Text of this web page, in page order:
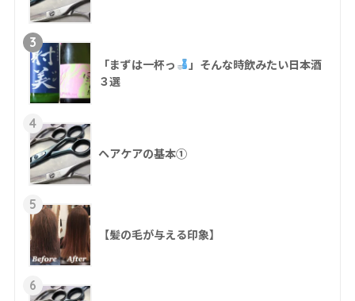
3
「まずは一杯っ
」そんな時飲みたい日本酒
３選
4
ヘアケアの基本①
5
【髪の毛が与える印象】
6